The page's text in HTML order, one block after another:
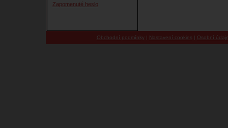
Zapomenuté heslo
Obchodní podmínky| Nastavení cookies | Osobní